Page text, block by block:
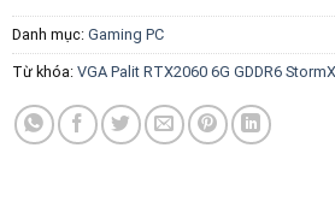
Danh mục: Gaming PC
Từ khóa: VGA Palit RTX2060 6G GDDR6